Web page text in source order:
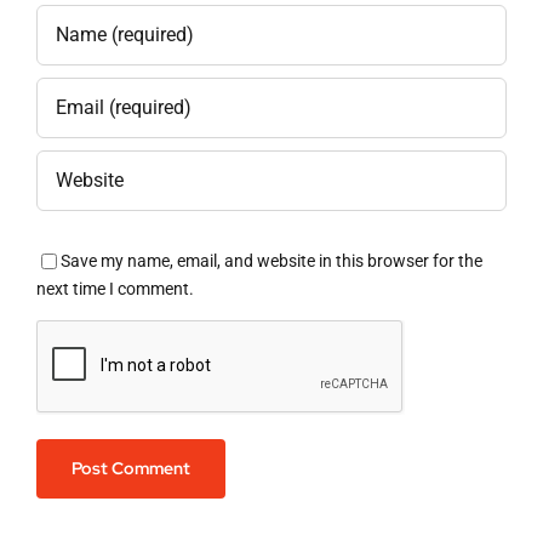
Save my name, email, and website in this browser for the
next time I comment.